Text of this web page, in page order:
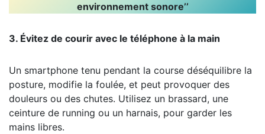
environnement sonore’’
3. Évitez de courir avec le téléphone à la main
Un smartphone tenu pendant la course déséquilibre la
posture, modifie la foulée, et peut provoquer des
douleurs ou des chutes. Utilisez un brassard, une
ceinture de running ou un harnais, pour garder les
mains libres.